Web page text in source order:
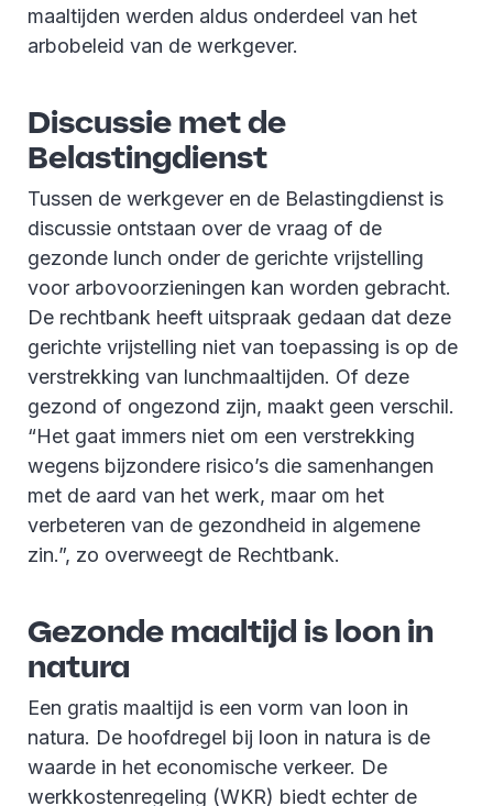
maaltijden werden aldus onderdeel van het
arbobeleid van de werkgever.
Discussie met de
Belastingdienst
Tussen de werkgever en de Belastingdienst is
discussie ontstaan over de vraag of de
gezonde lunch onder de gerichte vrijstelling
voor arbovoorzieningen kan worden gebracht.
De rechtbank heeft uitspraak gedaan dat deze
gerichte vrijstelling niet van toepassing is op de
verstrekking van lunchmaaltijden. Of deze
gezond of ongezond zijn, maakt geen verschil.
“Het gaat immers niet om een verstrekking
wegens bijzondere risico’s die samenhangen
met de aard van het werk, maar om het
verbeteren van de gezondheid in algemene
zin.”, zo overweegt de Rechtbank.
Gezonde maaltijd is loon in
natura
Een gratis maaltijd is een vorm van loon in
natura. De hoofdregel bij loon in natura is de
waarde in het economische verkeer. De
werkkostenregeling (WKR) biedt echter de